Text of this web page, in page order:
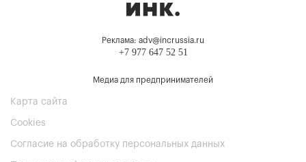
Реклама: adv@incrussia.ru
+7 977 647 52 51
Медиа для предпринимателей
Карта сайта
Cookies
Согласие на обработку персональных данных